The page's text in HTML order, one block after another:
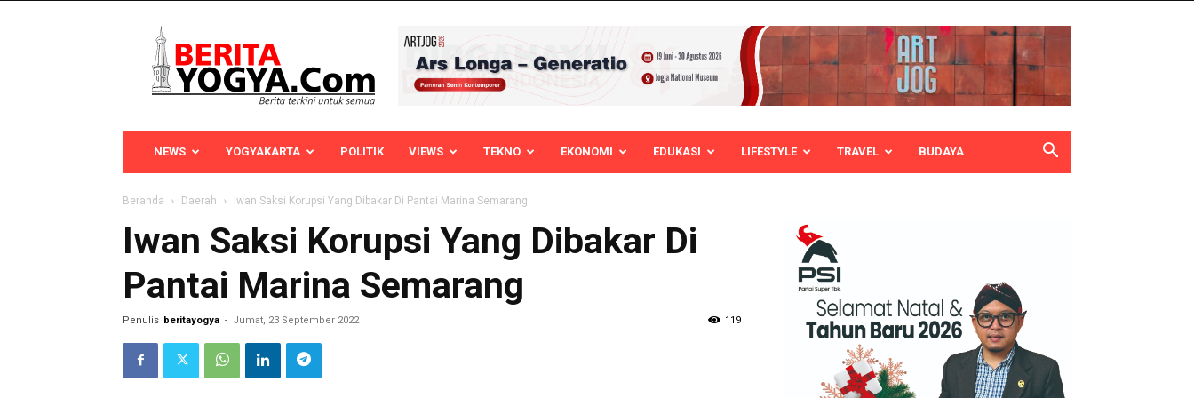
Yogya
NEWS YOGYAKARTA POLITIK VIEWS TEKNO EKONOMI EDUKASI LIFESTYLE TRAVEL BUDAYA
Beranda Daerah Iwan Saksi Korupsi Yang Dibakar Di Pantai Marina Semarang
Iwan Saksi Korupsi Yang Dibakar Di
Pantai Marina Semarang
Penulis beritayogya - Jumat, 23 September 2022 119